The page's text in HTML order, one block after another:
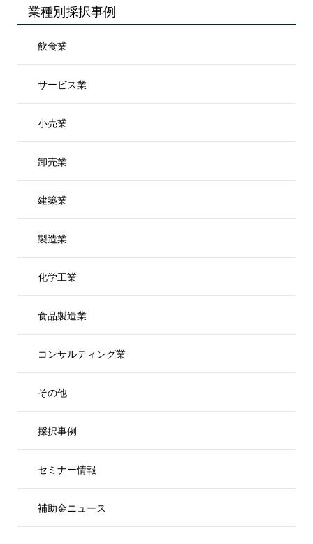
業種別採択事例
飲食業
サービス業
小売業
卸売業
建築業
製造業
化学工業
食品製造業
コンサルティング業
その他
採択事例
セミナー情報
補助金ニュース